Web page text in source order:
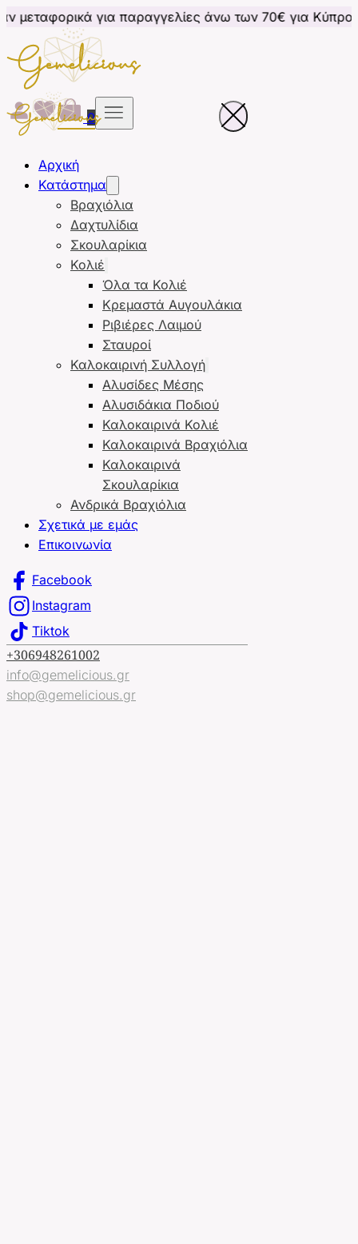
για παραγγελίες άνω των 70€ για Κύπρο Δωρεάν
0
Αρχική
Κατάστημα
Βραχιόλια
Δαχτυλίδια
Σκουλαρίκια
Κολιέ
Όλα τα Κολιέ
Κρεμαστά Αυγουλάκια
Ριβιέρες Λαιμού
Σταυροί
Καλοκαιρινή Συλλογή
Αλυσίδες Μέσης
Αλυσιδάκια Ποδιού
Καλοκαιρινά Κολιέ
Καλοκαιρινά Βραχιόλια
Καλοκαιρινά
Σκουλαρίκια
Ανδρικά Βραχιόλια
Σχετικά με εμάς
Επικοινωνία
Facebook
Instagram
Tiktok
+306948261002
info@gemelicious.gr
shop@gemelicious.gr